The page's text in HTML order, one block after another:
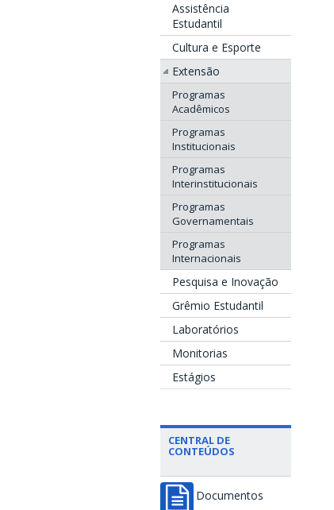
Assistência
Estudantil
Cultura e Esporte
Extensão
Programas
Acadêmicos
Programas
Institucionais
Programas
Interinstitucionais
Programas
Governamentais
Programas
Internacionais
Pesquisa e Inovação
Grêmio Estudantil
Laboratórios
Monitorias
Estágios
CENTRAL DE
CONTEÚDOS
Documentos